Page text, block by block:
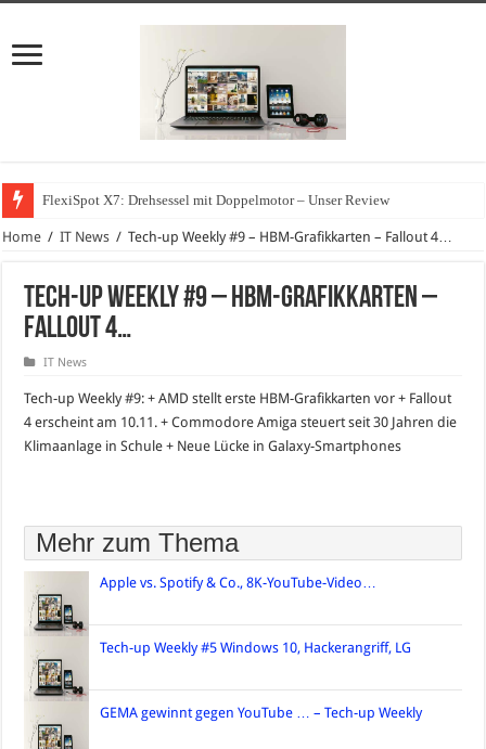
FlexiSpot X7: Drehsessel mit Doppelmotor – Unser Review
Home / IT News / Tech-up Weekly #9 – HBM-Grafikkarten – Fallout 4…
Tech-up Weekly #9 – HBM-Grafikkarten –
Fallout 4…
IT News
Tech-up Weekly #9: + AMD stellt erste HBM-Grafikkarten vor + Fallout
4 erscheint am 10.11. + Commodore Amiga steuert seit 30 Jahren die
Klimaanlage in Schule + Neue Lücke in Galaxy-Smartphones
Mehr zum Thema
Apple vs. Spotify & Co., 8K-YouTube-Video…
Tech-up Weekly #5 Windows 10, Hackerangriff, LG
GEMA gewinnt gegen YouTube … – Tech-up Weekly